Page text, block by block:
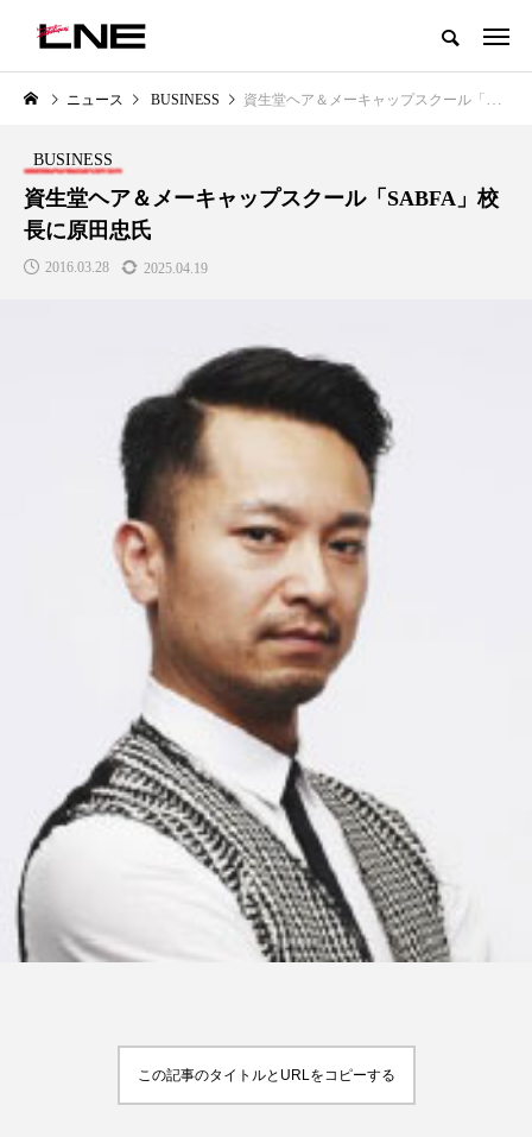
グローバルビューティ＆ヘルスケアビジネス誌
LIFESTYLE
SNSの「加工顔」と美容医療｜AI
がもたらす可能性とこれから
2026.07.13
BUSINESS
GWI調査から読み解く2030年の
都市型スパ――身近なウェルネ
の次世代モデル
2026.08.06
FEATURED 注目の企画
TAG LIST タグ一覧
BeautyTech ChatGPT
SaaS SNS
アンチエイジング アンチソリチュード
ニュース BUSINESS 資生堂ヘア＆メーキャップスクール「SABFA」校長に原田忠氏
BUSINESS
資生堂ヘア＆メーキャップスクール「SABFA」校
長に原田忠氏
2016.03.28 2025.04.19
この記事のタイトルとURLをコピーする